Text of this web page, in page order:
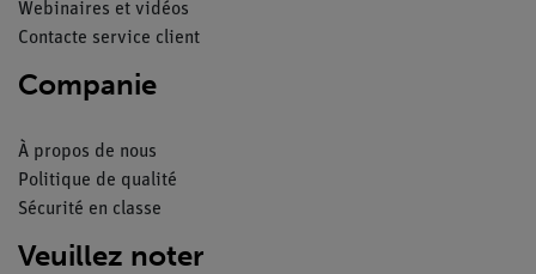
Webinaires et vidéos
Contacte service client
Companie
À propos de nous
Politique de qualité
Sécurité en classe
Veuillez noter